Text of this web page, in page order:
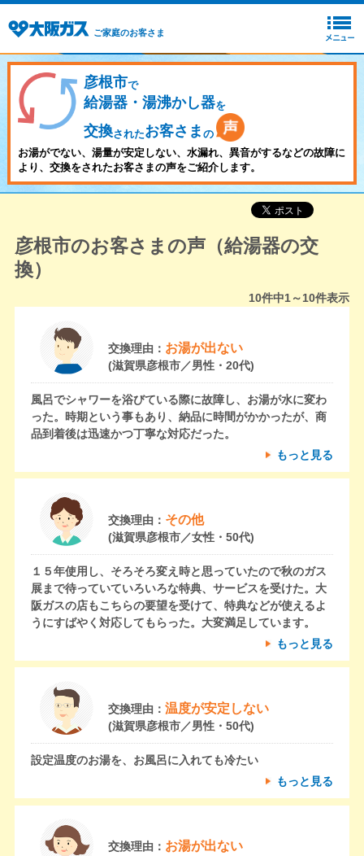
ご家庭のお客さま
彦根市で
給湯器・湯沸かし器を
交換されたお客さま の
お湯がでない、湯量が安定しない、水漏れ、異音がするなどの故障に
より、交換をされたお客さまの声をご紹介します。
彦根市のお客さまの声（給湯器の交
換）
10件中1～10件表示
交換理由： お湯が出ない
(滋賀県彦根市／男性・20代)
風呂でシャワーを浴びている際に故障し、お湯が水に変わ
った。時期という事もあり、納品に時間がかかったが、商
品到着後は迅速かつ丁寧な対応だった。
もっと見る
交換理由： その他
(滋賀県彦根市／女性・50代)
１５年使用し、そろそろ変え時と思っていたので秋のガス
展まで待っていていろいろな特典、サービスを受けた。大
阪ガスの店もこちらの要望を受けて、特典などが使えるよ
うにすばやく対応してもらった。大変満足しています。
もっと見る
交換理由： 温度が安定しない
(滋賀県彦根市／男性・50代)
設定温度のお湯を、お風呂に入れても冷たい
もっと見る
交換理由： お湯が出ない